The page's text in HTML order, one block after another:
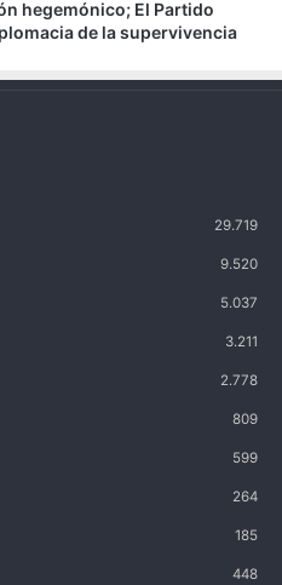
hegemónico; El Partido
de la supervivencia
29.719
9.520
5.037
3.211
2.778
809
599
264
185
448